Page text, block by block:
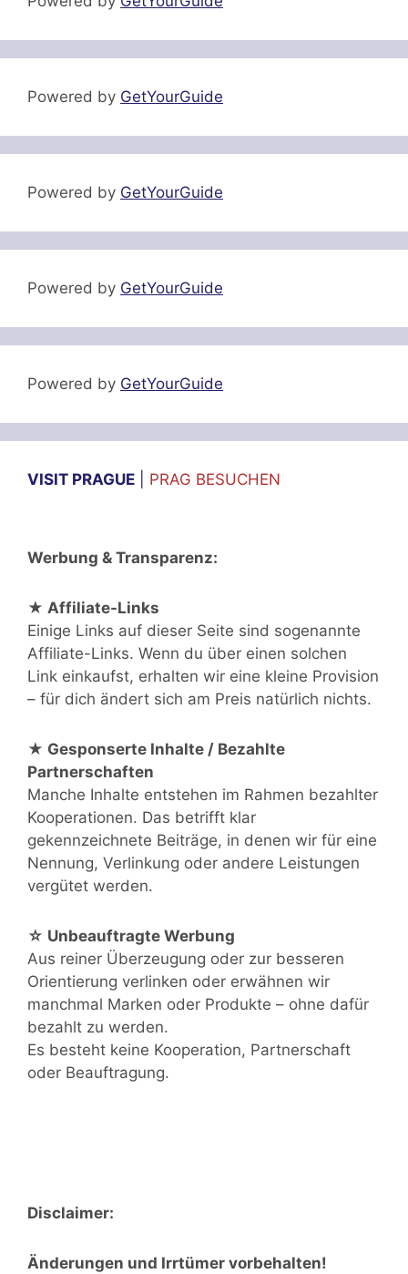
Powered by GetYourGuide
Powered by GetYourGuide
Powered by GetYourGuide
Powered by GetYourGuide
VISIT PRAGUE PRAG BESUCHEN
Werbung & Transparenz:
★ Affiliate-Links
Einige Links auf dieser Seite sind sogenannte
Affiliate-Links. Wenn du über einen solchen
Link einkaufst, erhalten wir eine kleine Provision
– für dich ändert sich am Preis natürlich nichts.
★ Gesponserte Inhalte / Bezahlte
Partnerschaften
Manche Inhalte entstehen im Rahmen bezahlter
Kooperationen. Das betrifft klar
gekennzeichnete Beiträge, in denen wir für eine
Nennung, Verlinkung oder andere Leistungen
vergütet werden.
☆ Unbeauftragte Werbung
Aus reiner Überzeugung oder zur besseren
Orientierung verlinken oder erwähnen wir
manchmal Marken oder Produkte – ohne dafür
bezahlt zu werden.
Es besteht keine Kooperation, Partnerschaft
oder Beauftragung.
Disclaimer:
Änderungen und Irrtümer vorbehalten!